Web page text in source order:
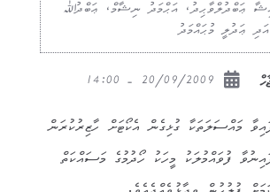
ޢަބްދުލްވާޙިދު، އަޙްމަދު ނިޝާމް، ޢަބްދުﷲ
ޢަދުލީ މުޙައްމަދު
މައްސަލަތަކާ ގުޅިގެން އެކޯޓަށް ހާޒިރުކުރަން
ފުވައްމުލަކު މީހަކު ހޯދުމުގެ މަސައްކަތް